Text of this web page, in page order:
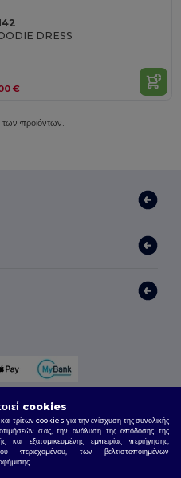
DRESS
€
προϊόντων.
cookies
τρίτων cookies για την ενίσχυση της συνολικής
σας, την ανάλυση της απόδοσης της
εξατομικευμένης εμπειρίας περιήγησης,
περιεχομένου, των βελτιστοποιημένων